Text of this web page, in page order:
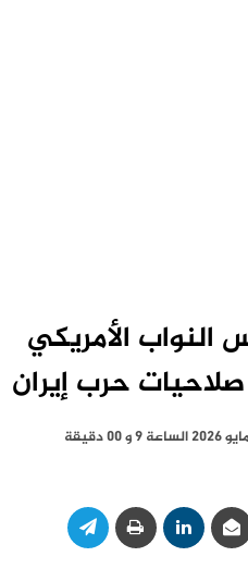
النواب الأمريكي
حرب إيران